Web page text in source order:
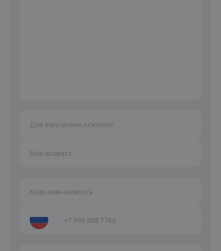
Для кого нужен психолог
Ваш возраст
Куда вам написать